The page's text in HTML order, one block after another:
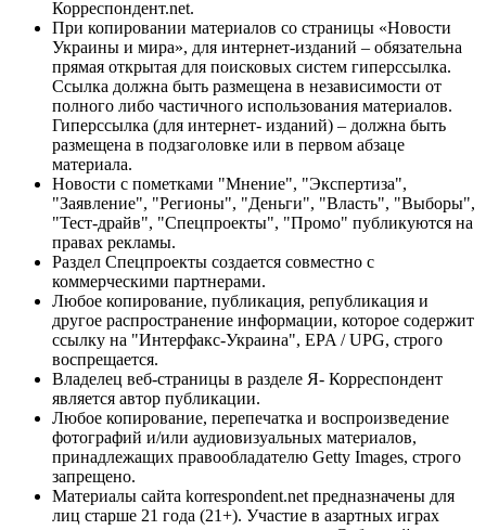
Корреспондент.net.
При копировании материалов со страницы «Новости
Украины и мира», для интернет-изданий – обязательна
прямая открытая для поисковых систем гиперссылка.
Ссылка должна быть размещена в независимости от
полного либо частичного использования материалов.
Гиперссылка (для интернет- изданий) – должна быть
размещена в подзаголовке или в первом абзаце
материала.
Новости с пометками "Мнение", "Экспертиза",
"Заявление", "Регионы", "Деньги", "Власть", "Выборы",
"Тест-драйв", "Спецпроекты", "Промо" публикуются на
правах рекламы.
Раздел Спецпроекты создается совместно с
коммерческими партнерами.
Любое копирование, публикация, републикация и
другое распространение информации, которое содержит
ссылку на "Интерфакс-Украина", EPA / UPG, строго
воспрещается.
Владелец веб-страницы в разделе Я- Корреспондент
является автор публикации.
Любое копирование, перепечатка и воспроизведение
фотографий и/или аудиовизуальных материалов,
принадлежащих правообладателю Getty Images, строго
запрещено.
Материалы сайта korrespondent.net предназначены для
лиц старше 21 года (21+). Участие в азартных играх